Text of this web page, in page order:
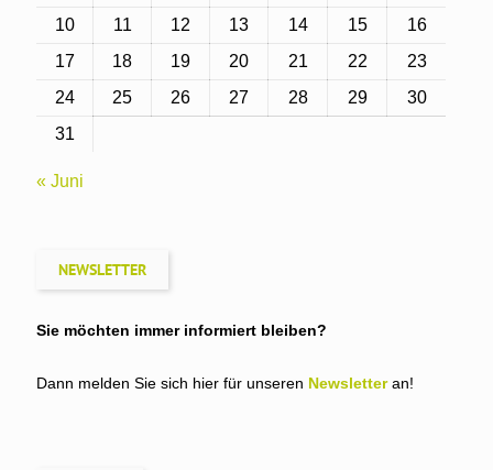
10
11 12 13 14 15
16
17
18 19 20 21 22
23
24
25 26 27 28 29
30
31
« Juni
NEWSLETTER
Sie möchten immer informiert bleiben?
Dann melden Sie sich hier für unseren Newsletteran!